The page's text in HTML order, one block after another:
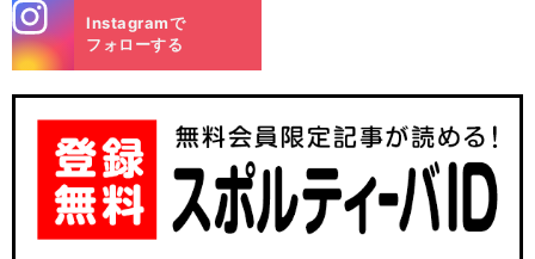
m
Instagramで
フォローする